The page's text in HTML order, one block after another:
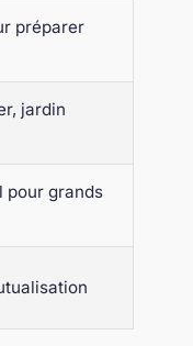
préparer
jardin
pour grands